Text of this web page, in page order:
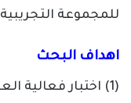
للمجموعة
اهداف البحث
(1) اختبار فعالية